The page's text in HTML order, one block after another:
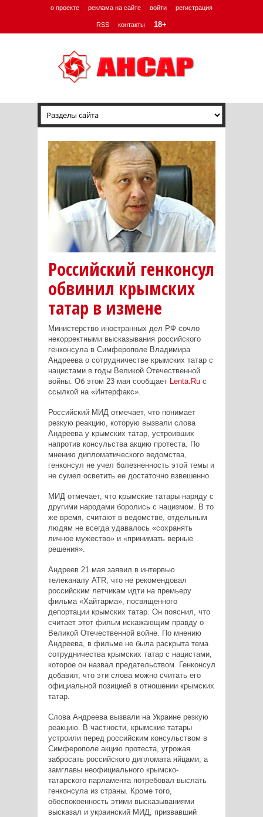
о проекте реклама на сайте войти регистрация
RSS контакты 18+
Российский генконсул
обвинил крымских
татар в измене
Министерство иностранных дел РФ сочло
некорректными высказывания российского
генконсула в Симферополе Владимира
Андреева о сотрудничестве крымских татар с
нацистами в годы Великой Отечественной
войны. Об этом 23 мая сообщает Lenta.Ruс
ссылкой на «Интерфакс».
Российский МИД отмечает, что понимает
резкую реакцию, которую вызвали слова
Андреева у крымских татар, устроивших
напротив консульства акцию протеста. По
мнению дипломатического ведомства,
генконсул не учел болезненность этой темы и
не сумел осветить ее достаточно взвешенно.
МИД отмечает, что крымские татары наряду с
другими народами боролись с нацизмом. В то
же время, считают в ведомстве, отдельным
людям не всегда удавалось «сохранять
личное мужество» и «принимать верные
решения».
Андреев 21 мая заявил в интервью
телеканалу ATR, что не рекомендовал
российским летчикам идти на премьеру
фильма «Хайтарма», посвященного
депортации крымских татар. Он пояснил, что
считает этот фильм искажающим правду о
Великой Отечественной войне. По мнению
Андреева, в фильме не была раскрыта тема
сотрудничества крымских татар с нацистами,
которое он назвал предательством. Генконсул
добавил, что эти слова можно считать его
официальной позицией в отношении крымских
татар.
Слова Андреева вызвали на Украине резкую
реакцию. В частности, крымские татары
устроили перед российским консульством в
Симферополе акцию протеста, угрожая
забросать российского дипломата яйцами, а
замглавы неофициального крымско-
татарского парламента потребовал выслать
генконсула из страны. Кроме того,
обеспокоенность этими высказываниями
высказал и украинский МИД, призвавший